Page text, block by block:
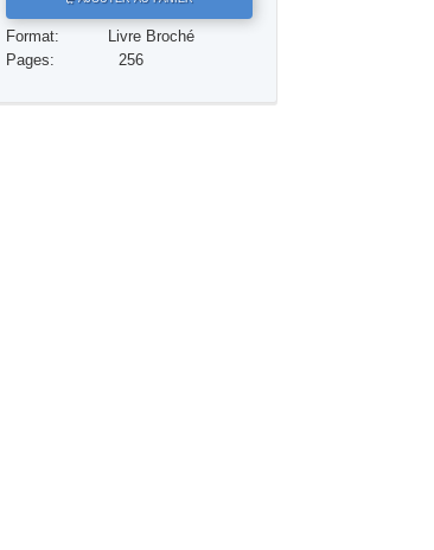
Réponses aux drogues
Les enfants
Format:
Livre Broché
Pages:
256